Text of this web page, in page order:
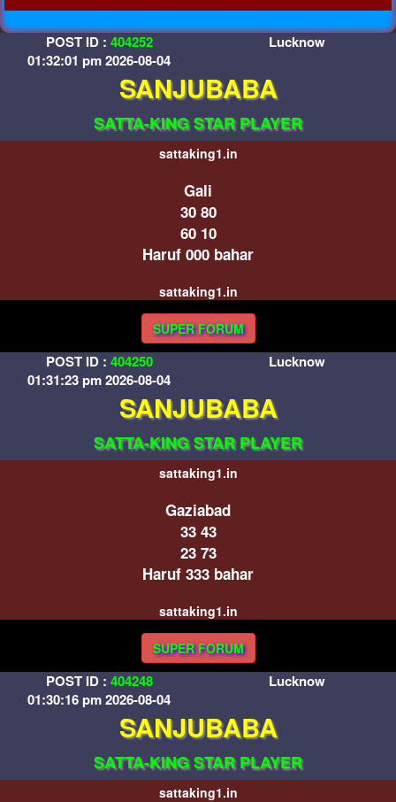
POST ID : 404252
01:32:01 pm 2026-08-04
Lucknow
SANJUBABA
SATTA-KING STAR PLAYER
sattaking1.in
Gali
30 80
60 10
Haruf 000 bahar
sattaking1.in
SUPER FORUM
POST ID : 404250
01:31:23 pm 2026-08-04
Lucknow
SANJUBABA
SATTA-KING STAR PLAYER
sattaking1.in
Gaziabad
33 43
23 73
Haruf 333 bahar
sattaking1.in
SUPER FORUM
POST ID : 404248
01:30:16 pm 2026-08-04
Lucknow
SANJUBABA
SATTA-KING STAR PLAYER
sattaking1.in